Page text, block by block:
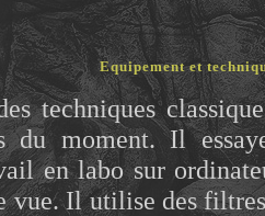
Equipement et
techniques
du moment. Il
en labo sur
vue. Il utilise des